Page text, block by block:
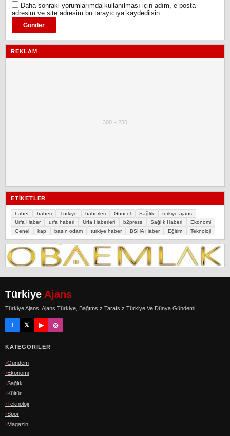
Daha sonraki yorumlarımda kullanılması için adım, e-posta
adresim ve site adresim bu tarayıcıya kaydedilsin.
REKLAM
300 × 250
ETIKETLER
haber haberi Türkiye haberleri Güncel Sağlık
türkiye ajans
Urfa Haber
urfa haberi Urfa Haberleri b2press Sağlık Haberi
Ekonomi
Genel
kap basın odam turkiye haber BSHA Haber Eğitim Teknoloji
Türkiye Ajans
Türkiye Ajans. Ajans Türkiye, Bağımsız Tarafsız Türkiye Ve Dünya Gündemi
f 𝕏 ▶ ◎
KATEGORILER
Gündem
Ekonomi
Sağlık
Kültür
Teknoloji
Spor
Magazin